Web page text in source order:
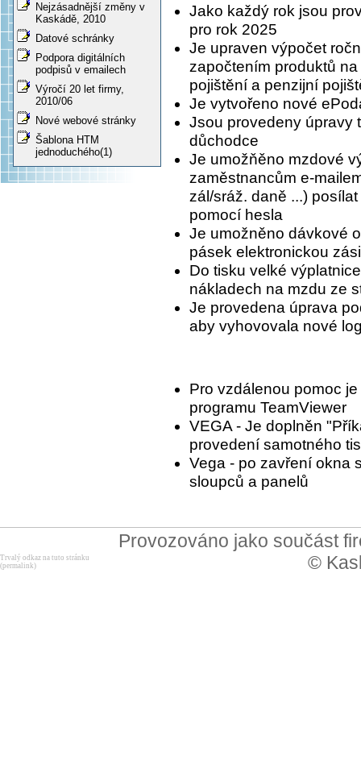
Nejzásadnější změny v
Kaskádě, 2010
Datové schránky
Podpora digitálních
podpisů v emailech
Výročí 20 let firmy,
2010/06
Nové webové stránky
Šablona HTM
jednoduchého(1)
Jako každý rok jsou
pro rok 2025
Je upraven výpočet
započtením produktů
pojištění a penzijní
Je vytvořeno nové
Jsou provedeny úpravy
důchodce
Je umožňěno mzdové
zaměstnancům e-
zál/sráž. daně ...)
pomocí hesla
Je umožněno dávkové
pásek elektronickou
Do tisku velké
nákladech na mzdu ze
Je provedena úprava
aby vyhovovala nové
Pro vzdálenou pomoc
programu TeamViewer
VEGA - Je doplněn
provedení samotného
Vega - po zavření okna
sloupců a panelů
Provozováno jako součást
©
Trvalý odkaz na tuto stránku
(permalink)